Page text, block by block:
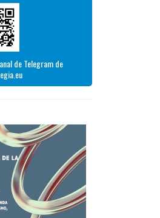
de Telegram de